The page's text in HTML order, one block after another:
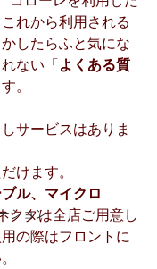
ション
れから利用される
したらふと気にな
ない「 よくある質
。
サービスはありま
けます。
ル、マイクロ
クタは全店ご用意し
の際はフロントに